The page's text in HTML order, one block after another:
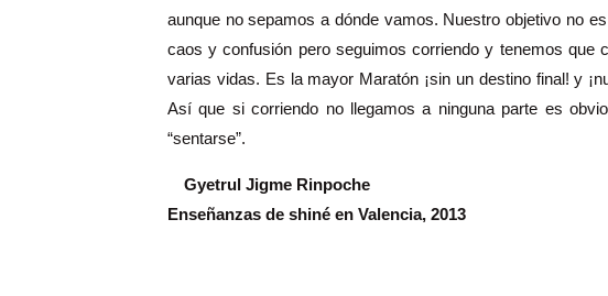
aunque no sepamos a dónde vamos. Nuestro objetivo no
caos y confusión pero seguimos corriendo y tenemos que
varias vidas. Es la mayor Maratón ¡sin un destino final! y
Así que si corriendo no llegamos a ninguna parte es
“sentarse”.
Gyetrul Jigme Rinpoche
Enseñanzas de shiné en Valencia, 2013